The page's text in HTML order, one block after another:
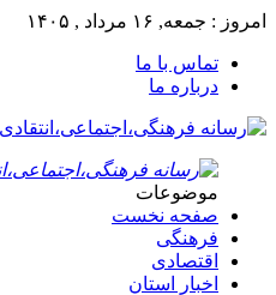
امروز : جمعه, ۱۶ مرداد , ۱۴۰۵
تماس با ما
درباره ما
موضوعات
صفحه نخست
فرهنگی
اقتصادی
اخبار استان